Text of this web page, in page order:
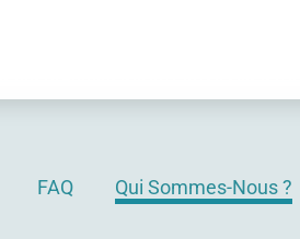
FAQ Qui Sommes-Nous ?